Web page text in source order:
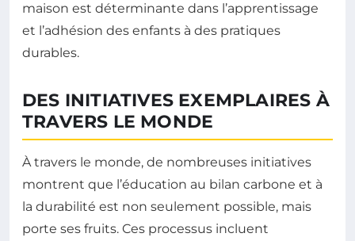
maison est déterminante dans l’apprentissage
et l’adhésion des enfants à des pratiques
durables.
DES INITIATIVES EXEMPLAIRES À
TRAVERS LE MONDE
À travers le monde, de nombreuses initiatives
montrent que l’éducation au bilan carbone et à
la durabilité est non seulement possible, mais
porte ses fruits. Ces processus incluent